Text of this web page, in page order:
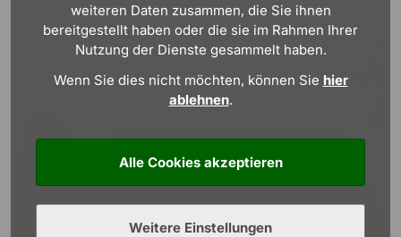
weiteren Daten zusammen, die Sie ihnen
bereitgestellt haben oder die sie im Rahmen Ihrer
Nutzung der Dienste gesammelt haben.
Wenn Sie dies nicht möchten, können Sie hier
ablehnen.
Alle Cookies akzeptieren
Weitere Einstellungen